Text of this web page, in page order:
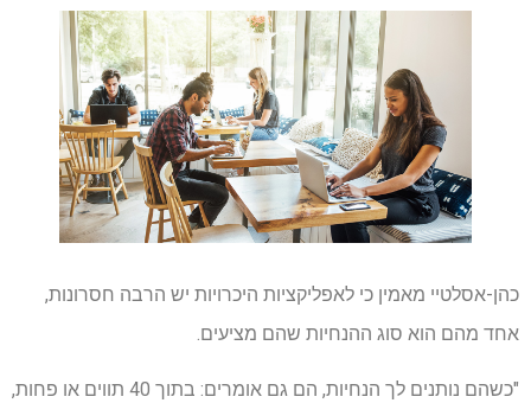
כהן-אסלטיי מאמין כי לאפליקציות היכרויות יש הרבה חסרונות,
אחד מהם הוא סוג ההנחיות שהם מציעים.
"כשהם נותנים לך הנחיות, הם גם אומרים: בתוך 40 תווים או פחות,